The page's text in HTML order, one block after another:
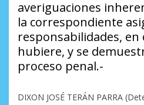
averiguaciones
la correspondiente
responsabilidades, en
hubiere, y se
proceso penal.-
DIXON JOSÉ TERÁN PARRA